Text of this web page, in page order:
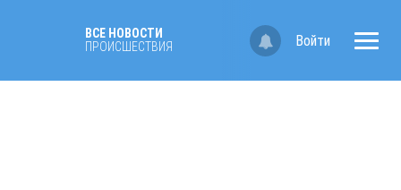
ВСЕ НОВОСТИ
ПРОИСШЕСТВИЯ
Войти